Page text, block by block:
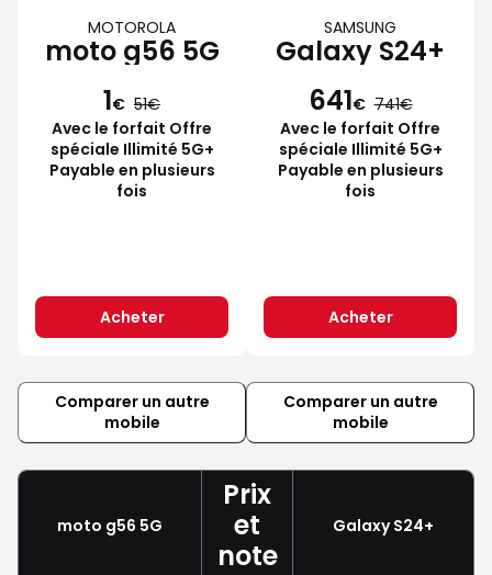
MOTOROLA
moto g56 5G
1€ 51
Avec le forfait Offre
spéciale Illimité 5G+
Payable en plusieurs
fois
Acheter
SAMSUNG
Galaxy S24+
641€ 741
Avec le forfait Offre
spéciale Illimité 5G+
Payable en plusieurs
fois
Acheter
Comparer un autre
mobile
Comparer un autre
mobile
moto g56 5G
Prix
et
note
Galaxy S24+